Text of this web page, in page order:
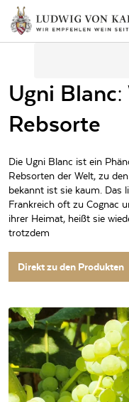
Ugni Blanc:
Rebsorte
Die Ugni Blanc ist ein
Rebsorten der Welt, zu
bekannt ist sie kaum. Das
Frankreich oft zu Cognac
ihrer Heimat, heißt sie
trotzdem
Direkt zu den Produkten